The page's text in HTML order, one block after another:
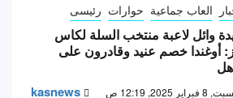
العاب جماعية حوارات رئيسى
وائل لاعبة منتخب السلة لكاس
أوغندا خصم عنيد وقادرون على
2025, 12:19 ص kasnews